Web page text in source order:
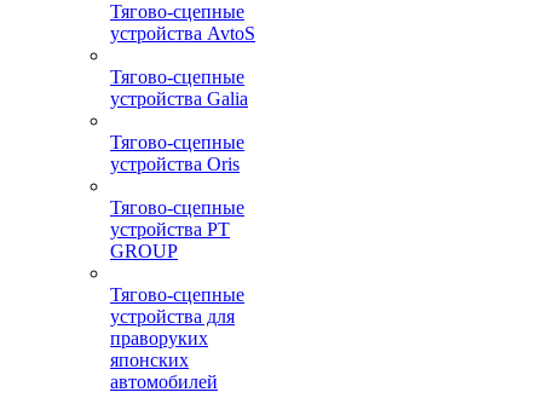
Тягово-сцепные
устройства AvtoS
Тягово-сцепные
устройства Galia
Тягово-сцепные
устройства Oris
Тягово-сцепные
устройства PT
GROUP
Тягово-сцепные
устройства для
праворуких
японских
автомобилей